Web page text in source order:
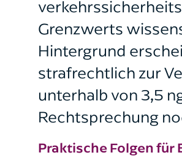
Grenzwerts
Hintergrund
strafrechtlich zur
unterhalb von 3,5
Rechtsprechung
Praktische Folgen